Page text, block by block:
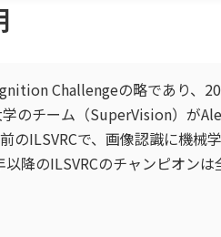
Challengeの略であり、
のチーム（SuperVision）が
のILSVRCで、画像認識に機
降のILSVRCのチャンピオン